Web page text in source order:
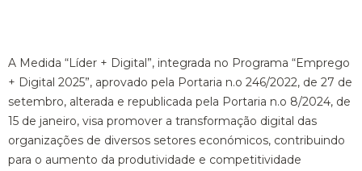
A Medida “Líder + Digital”, integrada no Programa “Emprego
+ Digital 2025”, aprovado pela Portaria n.o 246/2022, de 27 de
setembro, alterada e republicada pela Portaria n.o 8/2024, de
15 de janeiro, visa promover a transformação digital das
organizações de diversos setores económicos, contribuindo
para o aumento da produtividade e competitividade